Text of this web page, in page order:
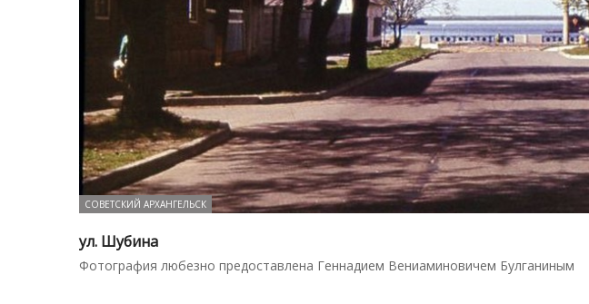
СОВЕТСКИЙ АРХАНГЕЛЬСК
ул. Шубина
Фотография любезно предоставлена Геннадием Вениаминовичем Булганиным